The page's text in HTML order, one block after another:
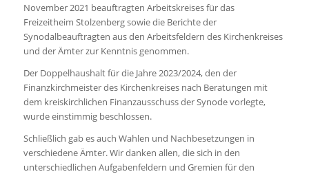
November 2021 beauftragten Arbeitskreises für das
Freizeitheim Stolzenberg sowie die Berichte der
Synodalbeauftragten aus den Arbeitsfeldern des Kirchenkreises
und der Ämter zur Kenntnis genommen.
Der Doppelhaushalt für die Jahre 2023/2024, den der
Finanzkirchmeister des Kirchenkreises nach Beratungen mit
dem kreiskirchlichen Finanzausschuss der Synode vorlegte,
wurde einstimmig beschlossen.
Schließlich gab es auch Wahlen und Nachbesetzungen in
verschiedene Ämter. Wir danken allen, die sich in den
unterschiedlichen Aufgabenfeldern und Gremien für den